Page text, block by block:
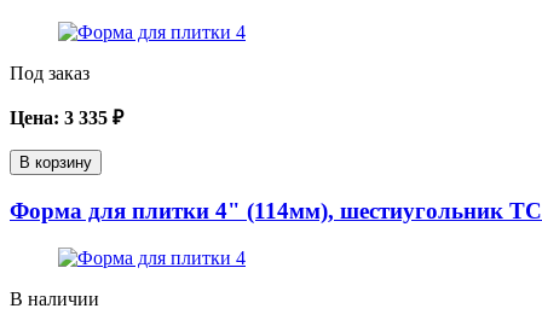
Под заказ
Цена: 3 335 ₽
В корзину
Форма для плитки 4" (114мм), шестиугольник
В наличии